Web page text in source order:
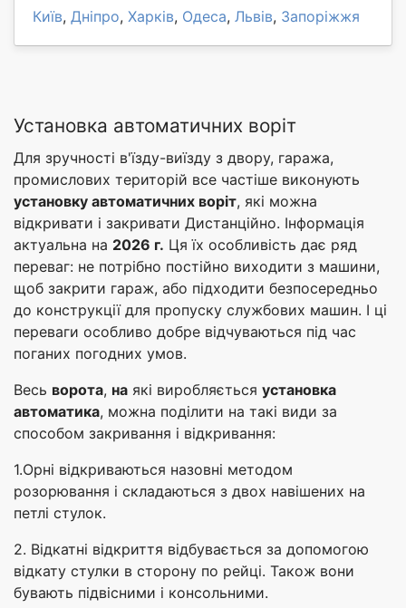
Київ, Дніпро, Харків, Одеса, Львів, Запоріжжя
Установка автоматичних воріт
Для зручності в'їзду-виїзду з двору, гаража,
промислових територій все частіше виконують
установку автоматичних воріт, які можна
відкривати і закривати Дистанційно. Інформація
актуальна на 2026 г. Ця їх особливість дає ряд
переваг: не потрібно постійно виходити з машини,
щоб закрити гараж, або підходити безпосередньо
до конструкції для пропуску службових машин. І ці
переваги особливо добре відчуваються під час
поганих погодних умов.
Весь ворота, на які виробляється установка
автоматика, можна поділити на такі види за
способом закривання і відкривання:
1.Орні відкриваються назовні методом
розорювання і складаються з двох навішених на
петлі стулок.
2. Відкатні відкриття відбувається за допомогою
відкату стулки в сторону по рейці. Також вони
бувають підвісними і консольними.